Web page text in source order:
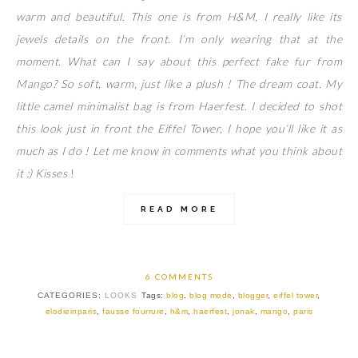
warm and beautiful. This one is from H&M, I really like its
jewels details on the front. I’m only wearing that at the
moment. What can I say about this perfect fake fur from
Mango? So soft, warm, just like a plush ! The dream coat. My
little camel minimalist bag is from Haerfest. I decided to shot
this look just in front the Eiffel Tower, I hope you’ll like it as
much as I do ! Let me know in comments what you think about
it :) Kisses!
READ MORE
6 COMMENTS
CATEGORIES: LOOKS Tags:blog ,blog mode blogger,eiffel tower,
elodieinparis
fausse fourrure h&m haerfest jonak mango paris